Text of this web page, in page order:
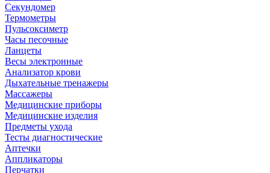
Секундомер
Термометры
Пульсоксиметр
Часы песочные
Ланцеты
Весы электронные
Анализатор крови
Дыхательные тренажеры
Массажеры
Медицинские приборы
Медицинские изделия
Предметы ухода
Тесты диагностические
Аптечки
Аппликаторы
Перчатки